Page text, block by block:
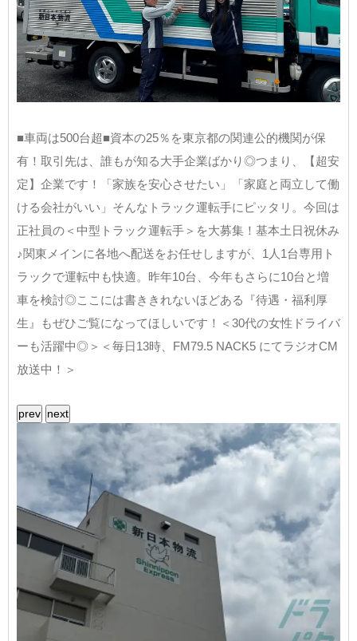
■車両は500台超■資本の25％を東京都の関連公的機関が保
有！取引先は、誰もが知る大手企業ばかり◎つまり、【超安
定】企業です！「家族を安心させたい」「家庭と両立して働
ける会社がいい」そんなトラック運転手にピッタリ。今回は
正社員の＜中型トラック運転手＞を大募集！基本土日祝休み
♪関東メインに各地へ配送をお任せしますが、1人1台専用ト
ラックで運転中も快適。昨年10台、今年もさらに10台と増
車を検討◎ここには書ききれないほどある『待遇・福利厚
生』もぜひご覧になってほしいです！＜30代の女性ドライバ
ーも活躍中◎＞＜毎日13時、FM79.5 NACK5 にてラジオCM
放送中！＞
prev next